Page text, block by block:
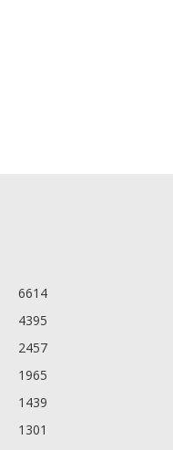
6614
4395
2457
1965
1439
1301